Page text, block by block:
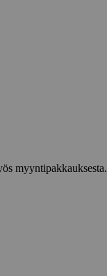
myyntipakkauksesta.